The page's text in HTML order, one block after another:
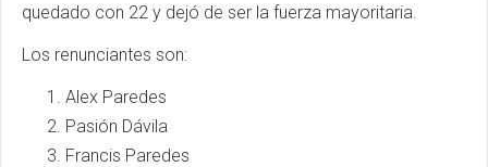
quedado con 22 y dejó de ser la fuerza mayoritaria.
Los renunciantes son:
Alex Paredes
Pasión Dávila
Francis Paredes